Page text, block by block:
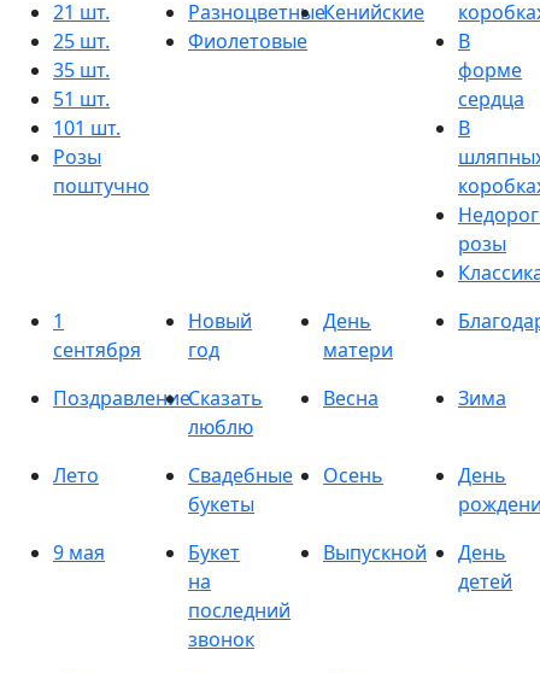
21 шт.
25 шт.
35 шт.
51 шт.
101 шт.
Розы
поштучно
Разноцветные
Фиолетовые
Кенийские
В
форме
сердца
В
розы
1
сентября
Новый
год
День
матери
ПоздравлениеСказать
люблю
Весна Зима
Лето
Свадебные
букеты
Осень
День
9 мая
Букет
на
последний
звонок
Выпускной
День
детей